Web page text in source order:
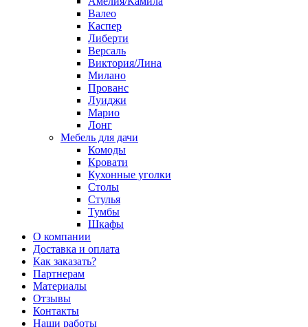
Валео
Каспер
Либерти
Версаль
Виктория/Лина
Милано
Прованс
Луиджи
Марио
Лонг
Мебель для дачи
Комоды
Кровати
Кухонные уголки
Столы
Стулья
Тумбы
Шкафы
О компании
Доставка и оплата
Как заказать?
Партнерам
Материалы
Отзывы
Контакты
Наши работы